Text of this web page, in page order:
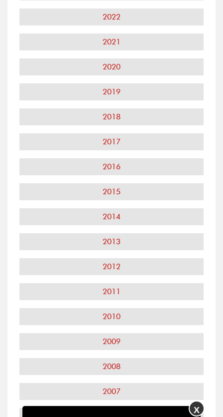
2022
2021
2020
2019
2018
2017
2016
2015
2014
2013
2012
2011
2010
2009
2008
2007
X